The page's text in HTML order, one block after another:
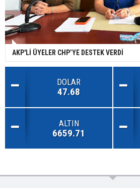
AKP'Lİ ÜYELER CHP’YE DESTEK VERDİ
DOLAR
47.68
ALTIN
6659.71